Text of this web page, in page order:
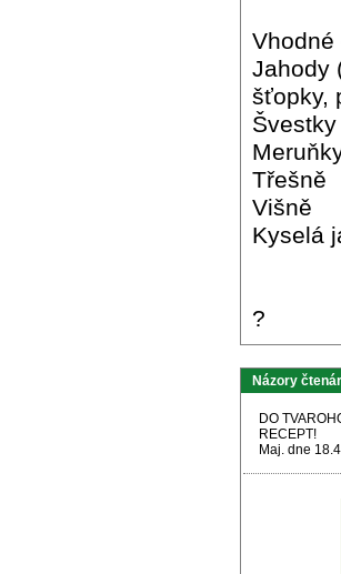
Jahody
šťopky,
Třešně
Višně
Kyselá
?
Názory
DO
RECEPT!
Maj. dne